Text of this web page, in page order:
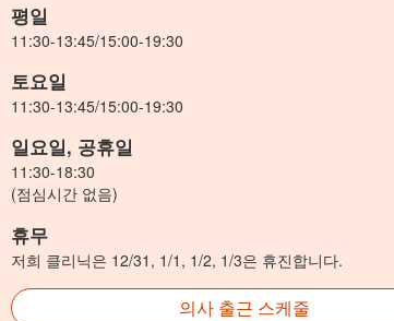
평일
11:30-13:45/15:00-19:30
토요일
11:30-13:45/15:00-19:30
일요일, 공휴일
11:30-18:30
(점심시간 없음)
휴무
저희 클리닉은 12/31, 1/1, 1/2, 1/3은 휴진합니다.
의사 출근 스케줄